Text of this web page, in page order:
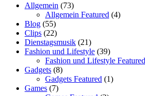
Allgemein (73)
Allgemein Featured (4)
Blog (55)
Clips (22)
Dienstagsmusik (21)
Fashion und Lifestyle (39)
Fashion und Lifestyle Featured
Gadgets (8)
Gadgets Featured (1)
Games (7)